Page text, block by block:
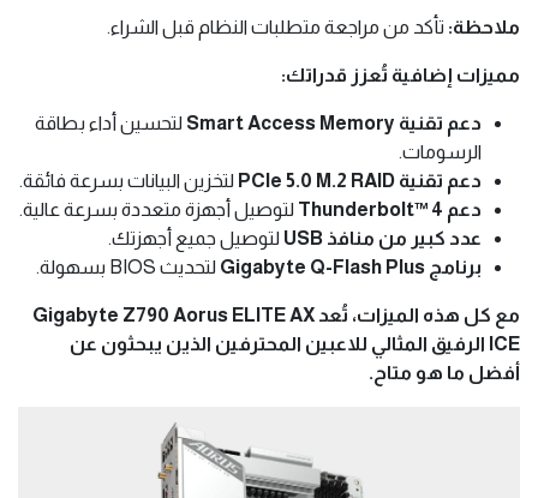
ملاحظة: تأكد من مراجعة متطلبات النظام قبل الشراء.
مميزات إضافية تُعزز قدراتك:
دعم تقنية Smart Access Memory
لتحسين أداء بطاقة
الرسومات.
دعم تقنية PCIe 5.0 M.2 RAID
لتخزين البيانات بسرعة فائقة.
دعم Thunderbolt™ 4
لتوصيل أجهزة متعددة بسرعة عالية.
عدد كبير من منافذ USB
لتوصيل جميع أجهزتك.
برنامج Gigabyte Q-Flash Plus
لتحديث BIOS بسهولة.
مع كل هذه الميزات، تُعد Gigabyte Z790 Aorus ELITE AX
ICE الرفيق المثالي للاعبين المحترفين الذين يبحثون عن
أفضل ما هو متاح.